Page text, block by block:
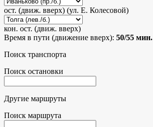
ост. (движ. вверх) (ул. Е. Колесовой)
кон. ост. (движ. вверх)
Время в пути (движение вверх): 50/55 мин.
Поиск транспорта
Поиск остановки
Другие маршруты
Поиск маршрута